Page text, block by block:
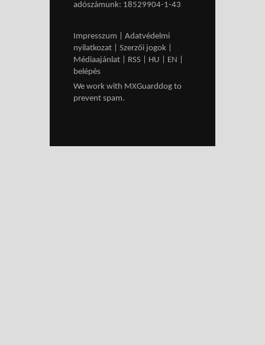
adószámunk: 18529904-1-43
Impresszum
Adatvédelmi
nyilatkozat
Szerzői jogok
Médiaajánlat
RSS HU EN
belépés
We work with MXGuarddog to
prevent spam.